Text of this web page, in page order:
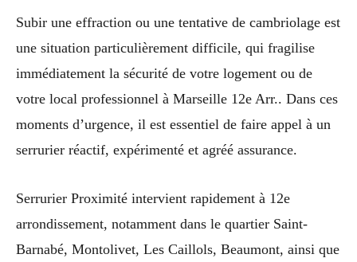
Subir une effraction ou une tentative de cambriolage est
une situation particulièrement difficile, qui fragilise
immédiatement la sécurité de votre logement ou de
votre local professionnel à Marseille 12e Arr.. Dans ces
moments d’urgence, il est essentiel de faire appel à un
serrurier réactif, expérimenté et agréé assurance.
Serrurier Proximité intervient rapidement à 12e
arrondissement, notamment dans le quartier Saint-
Barnabé, Montolivet, Les Caillols, Beaumont, ainsi que